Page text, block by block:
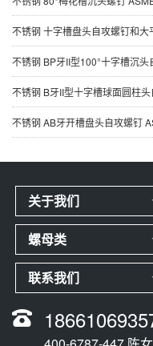
不锈钢 十字槽盘头自攻螺钉和
不锈钢 BP牙II型100°十字槽沉
不锈钢 B牙II型十字槽球面圆柱
不锈钢 AB牙开槽盘头自攻螺钉
关于我们
螺母类
联系我们